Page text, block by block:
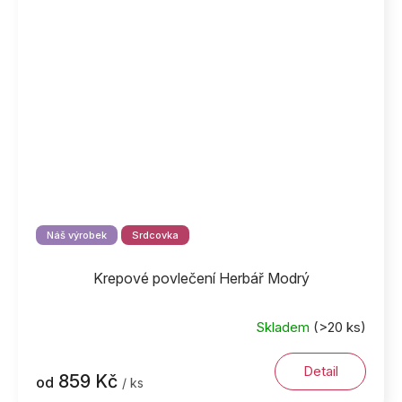
Náš výrobek Srdcovka
Krepové povlečení Herbář Modrý
Skladem (>20 ks)
od 859 Kč / ks
Detail